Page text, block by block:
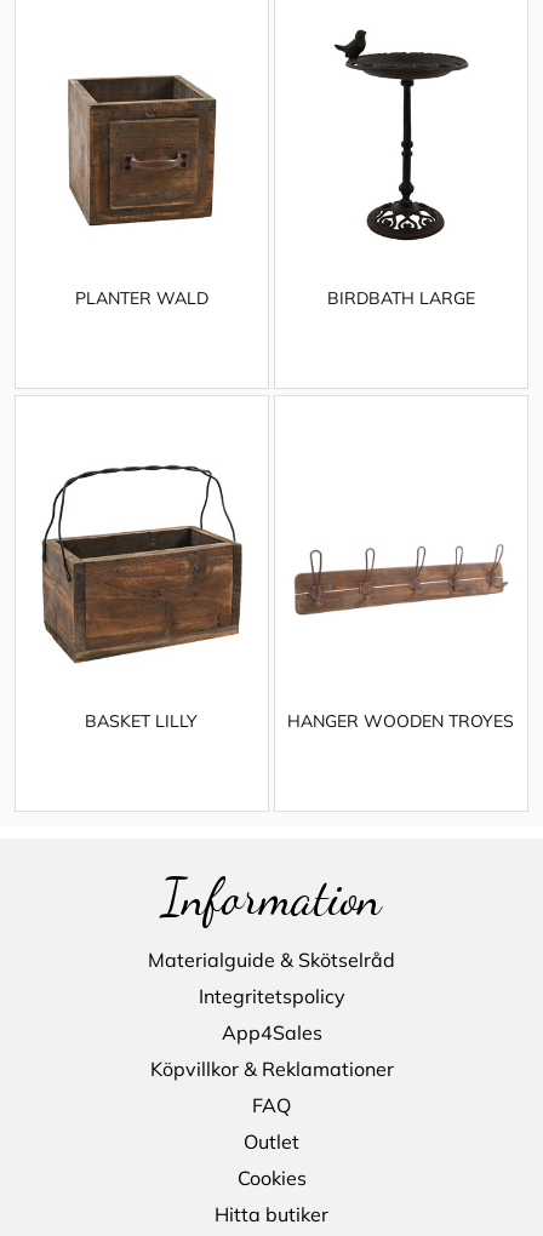
PLANTER WALD BIRDBATH LARGE
BASKET LILLY HANGER WOODEN TROYES
Information
Materialguide & Skötselråd
Integritetspolicy
App4Sales
Köpvillkor & Reklamationer
FAQ
Outlet
Cookies
Hitta butiker